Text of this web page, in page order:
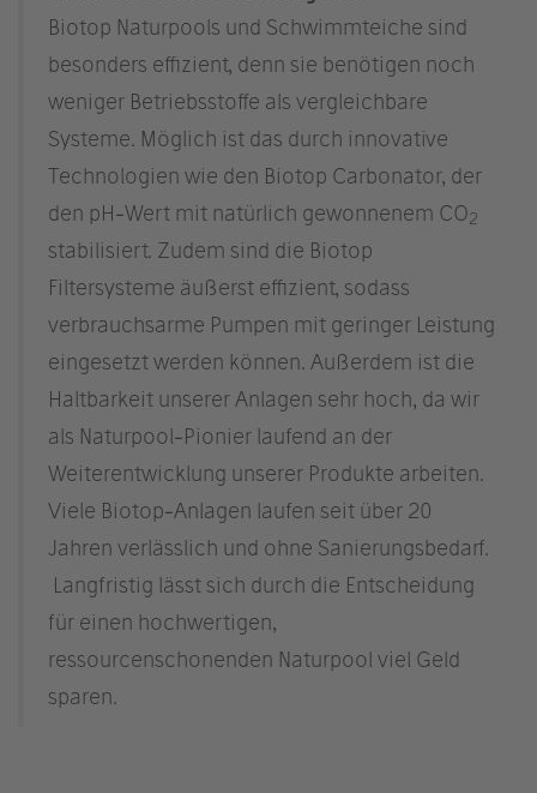
Biotop Naturpools und Schwimmteiche sind
besonders effizient, denn sie benötigen noch
weniger Betriebsstoffe als vergleichbare
Systeme. Möglich ist das durch innovative
Technologien wie den Biotop Carbonator, der
den pH-Wert mit natürlich gewonnenem CO2
stabilisiert. Zudem sind die Biotop
Filtersysteme äußerst effizient, sodass
verbrauchsarme Pumpen mit geringer Leistung
eingesetzt werden können. Außerdem ist die
Haltbarkeit unserer Anlagen sehr hoch, da wir
als Naturpool-Pionier laufend an der
Weiterentwicklung unserer Produkte arbeiten.
Viele Biotop-Anlagen laufen seit über 20
Jahren verlässlich und ohne Sanierungsbedarf.
Langfristig lässt sich durch die Entscheidung
für einen hochwertigen,
ressourcenschonenden Naturpool viel Geld
sparen.